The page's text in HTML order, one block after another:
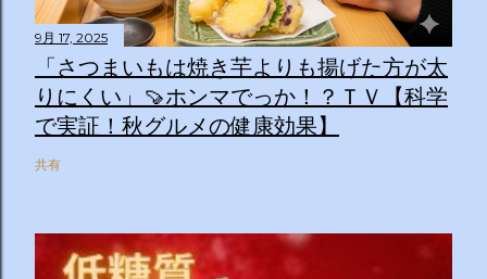
9月 17, 2025
「さつまいもは焼き芋よりも揚げた方が太
りにくい」🍠ホンマでっか！？ＴＶ【科学
で実証！秋グルメの健康効果】
共有